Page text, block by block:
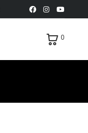
0